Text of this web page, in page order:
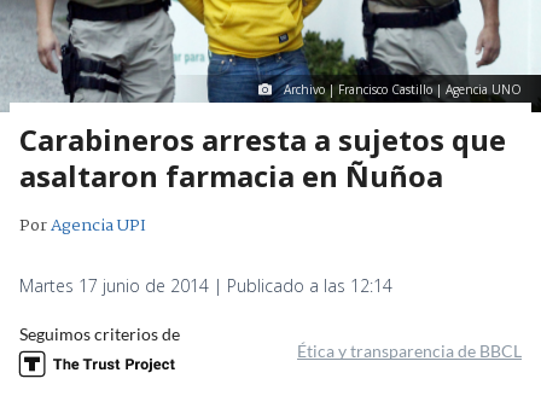
Archivo | Francisco Castillo | Agencia UNO
Carabineros arresta a sujetos que
asaltaron farmacia en Ñuñoa
PorAgencia UPI
Martes 17 junio de 2014 | Publicado a las 12:14
Seguimos criterios de
Ética y transparencia de BBCL